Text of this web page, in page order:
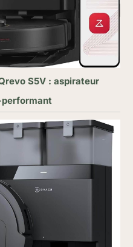
S5V : aspirateur